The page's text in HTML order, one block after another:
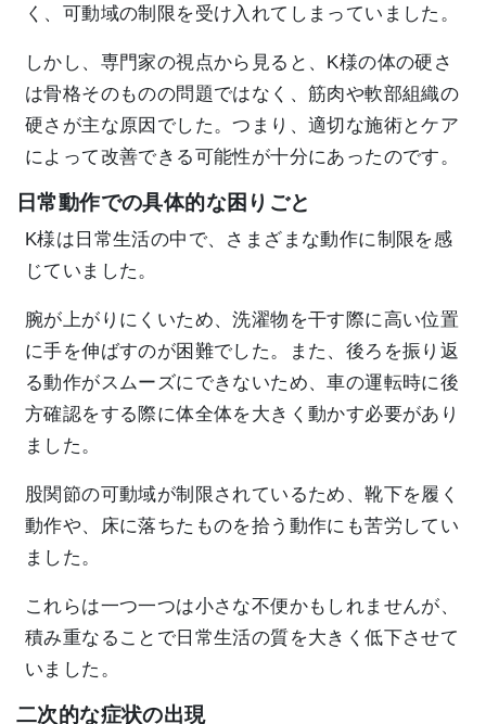
く、可動域の制限を受け入れてしまっていました。
しかし、専門家の視点から見ると、K様の体の硬さ
は骨格そのものの問題ではなく、筋肉や軟部組織の
硬さが主な原因でした。つまり、適切な施術とケア
によって改善できる可能性が十分にあったのです。
日常動作での具体的な困りごと
K様は日常生活の中で、さまざまな動作に制限を感
じていました。
腕が上がりにくいため、洗濯物を干す際に高い位置
に手を伸ばすのが困難でした。また、後ろを振り返
る動作がスムーズにできないため、車の運転時に後
方確認をする際に体全体を大きく動かす必要があり
ました。
股関節の可動域が制限されているため、靴下を履く
動作や、床に落ちたものを拾う動作にも苦労してい
ました。
これらは一つ一つは小さな不便かもしれませんが、
積み重なることで日常生活の質を大きく低下させて
いました。
二次的な症状の出現